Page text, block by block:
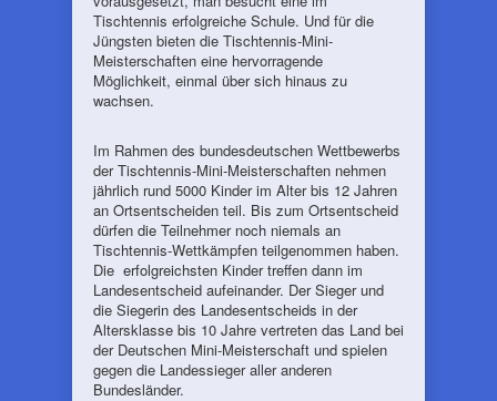
Tischtennis erfolgreiche Schule. Und für die
Jüngsten bieten die Tischtennis-Mini-
Meisterschaften eine hervorragende
Möglichkeit, einmal über sich hinaus zu
wachsen.
Im Rahmen des bundesdeutschen Wettbewerbs
der Tischtennis-Mini-Meisterschaften nehmen
jährlich rund 5000 Kinder im Alter bis 12 Jahren
an Ortsentscheiden teil. Bis zum Ortsentscheid
dürfen die Teilnehmer noch niemals an
Tischtennis-Wettkämpfen teilgenommen haben.
Die erfolgreichsten Kinder treffen dann im
Landesentscheid aufeinander. Der Sieger und
die Siegerin des Landesentscheids in der
Altersklasse bis 10 Jahre vertreten das Land bei
der Deutschen Mini-Meisterschaft und spielen
gegen die Landessieger aller anderen
Bundesländer.